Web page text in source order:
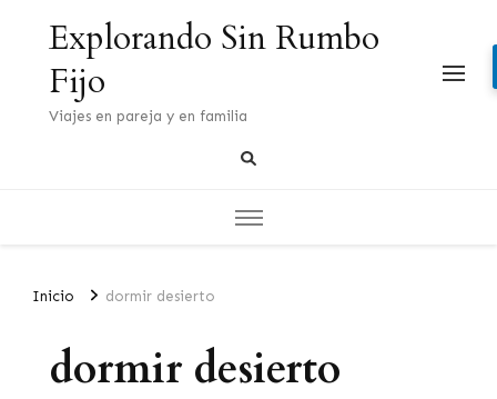
Explorando Sin Rumbo
Fijo
Viajes en pareja y en familia
Inicio dormir desierto
dormir desierto